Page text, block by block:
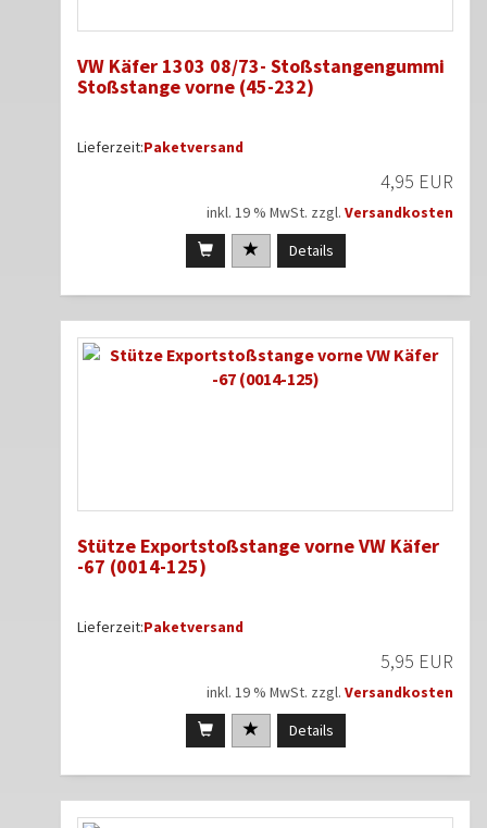
VW Käfer 1303 08/73- Stoßstangengummi
Stoßstange vorne (45-232)
Lieferzeit:Paketversand
4,95 EUR
inkl. 19 % MwSt. zzgl. Versandkosten
Details
Stütze Exportstoßstange vorne VW Käfer
-67 (0014-125)
Lieferzeit:Paketversand
5,95 EUR
inkl. 19 % MwSt. zzgl. Versandkosten
Details